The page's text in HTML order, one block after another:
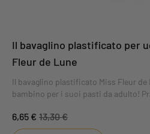
Il bavaglino plastificato per
Fleur de Lune
Il bavaglino plastificato Miss Fleur
bambino per i suoi pasti da adulto!
6,65 € 13,30 €